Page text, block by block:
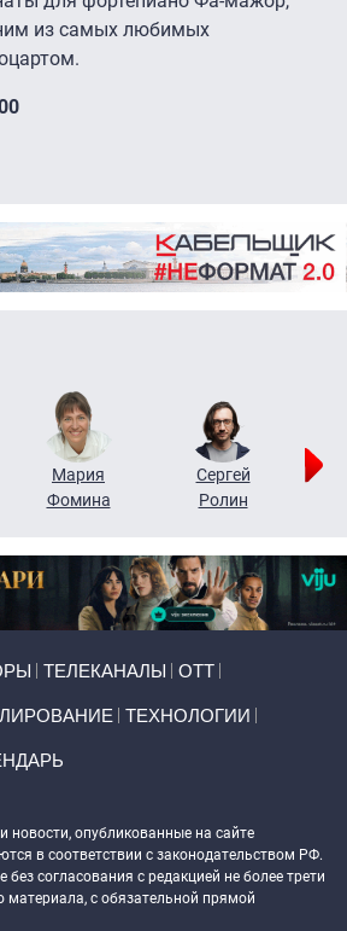
из самых любимых
Мария
Фомина
Сергей
Ролин
ТЕЛЕКАНАЛЫ ОТТ
ТЕХНОЛОГИИ
новости, опубликованные на сайте
в соответствии с законодательством РФ.
без согласования с редакцией не более трети
материала, с обязательной прямой